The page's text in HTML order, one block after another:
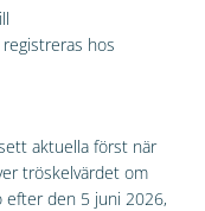
hos
aktuella först när
tröskelvärdet om
efter den 5 juni 2026,